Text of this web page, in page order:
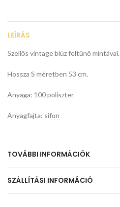
LEÍRÁS
Szellős vintage blúz feltűnő
Hossza S méretben 53 cm.
Anyaga: 100 poliszter
Anyagfajta: sifon
TOVÁBBI INFORMÁCIÓK
SZÁLLÍTÁSI INFORMÁCIÓ